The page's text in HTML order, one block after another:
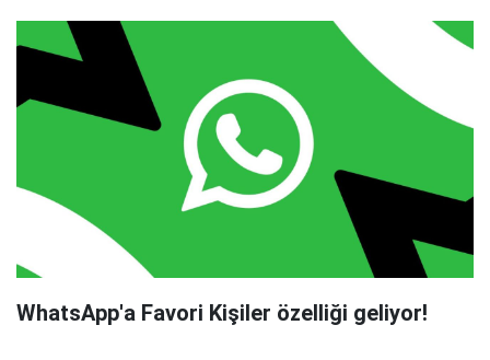
WhatsApp'a Favori Kişiler özelliği geliyor!